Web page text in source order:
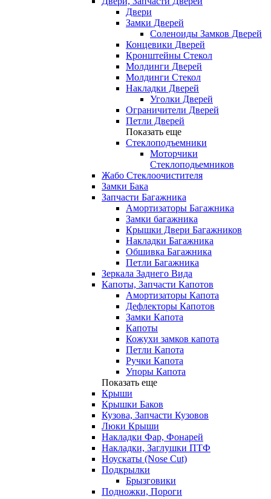
Двери
Замки Дверей
Соленоиды Замков Дверей
Концевики Дверей
Кронштейны Стекол
Молдинги Дверей
Молдинги Стекол
Накладки Дверей
Уголки Дверей
Ограничители Дверей
Петли Дверей
Показать еще
Стеклоподъемники
Моторчики
Стеклоподьемников
Жабо Стеклоочистителя
Замки Бака
Запчасти Багажника
Амортизаторы Багажника
Замки багажника
Крышки Двери Багажников
Накладки Багажника
Обшивка Багажника
Петли Багажника
Зеркала Заднего Вида
Капоты, Запчасти Капотов
Амортизаторы Капота
Дефлекторы Капотов
Замки Капота
Капоты
Кожухи замков капота
Петли Капота
Ручки Капота
Упоры Капота
Показать еще
Крыши
Крышки Баков
Кузова, Запчасти Кузовов
Люки Крыши
Накладки Фар, Фонарей
Накладки, Заглушки ПТФ
Ноускаты (Nose Cut)
Подкрылки
Брызговики
Подножки, Пороги